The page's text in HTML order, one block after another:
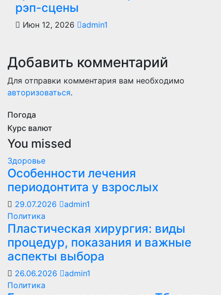
рэп-сцены
Июн 12, 2026 admin1
Добавить комментарий
Для отправки комментария вам необходимо
авторизоваться.
Погода
Курс валют
You missed
Здоровье
Особенности лечения
периодонтита у взрослых
29.07.2026
admin1
Политика
Пластическая хирургия: виды
процедур, показания и важные
аспекты выбора
26.06.2026
admin1
Политика